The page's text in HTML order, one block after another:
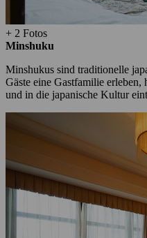
+ 2 Fotos
Minshuku
Minshukus sind traditionelle
Gäste eine Gastfamilie erleben,
und in die japanische Kultur